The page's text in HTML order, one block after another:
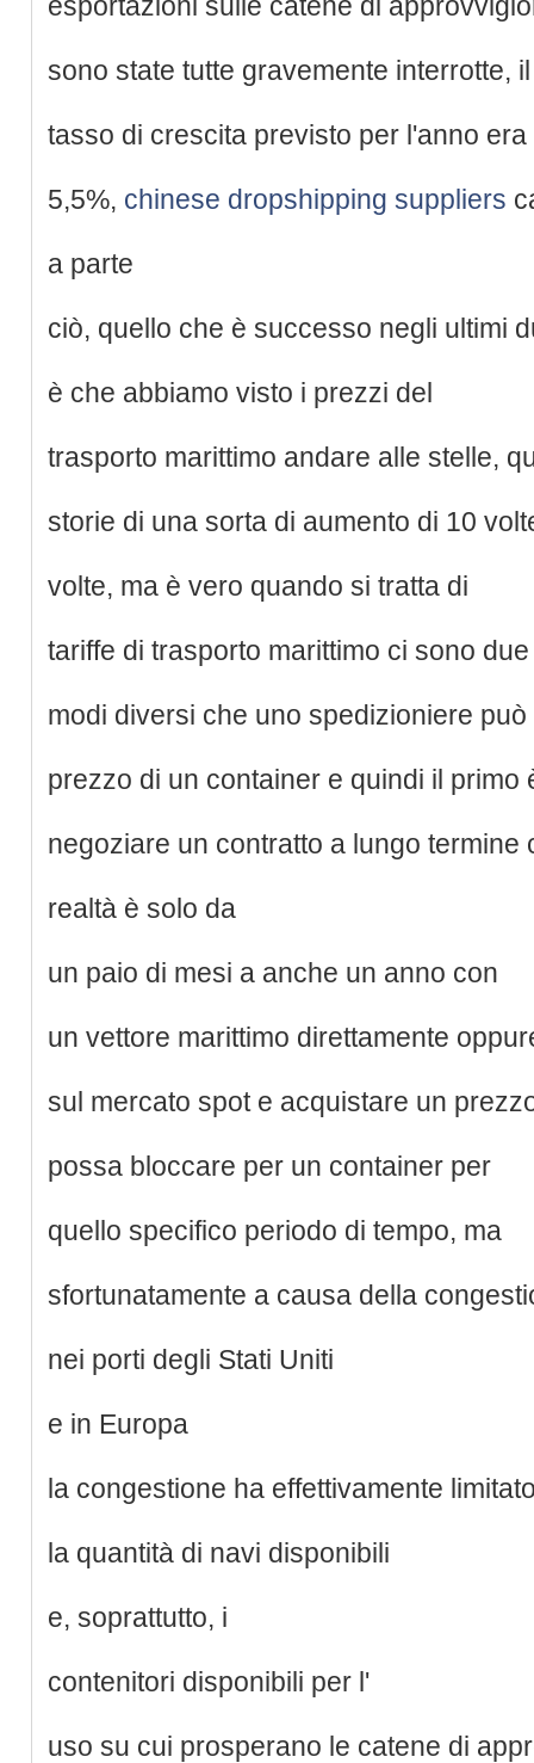
sono state tutte gravemente interrotte, il
tasso di crescita previsto per l'anno era
5,5%, chinese dropshipping suppliers
a parte
ciò, quello che è successo negli ultimi
è che abbiamo visto i prezzi del
trasporto marittimo andare alle stelle,
storie di una sorta di aumento di 10
volte, ma è vero quando si tratta di
tariffe di trasporto marittimo ci sono due
modi diversi che uno spedizioniere
prezzo di un container e quindi il primo
negoziare un contratto a lungo termine
realtà è solo da
un paio di mesi a anche un anno con
un vettore marittimo direttamente
sul mercato spot e acquistare un
possa bloccare per un container per
quello specifico periodo di tempo, ma
sfortunatamente a causa della
nei porti degli Stati Uniti
e in Europa
la congestione ha effettivamente
la quantità di navi disponibili
e, soprattutto, i
contenitori disponibili per l'
uso su cui prosperano le catene di